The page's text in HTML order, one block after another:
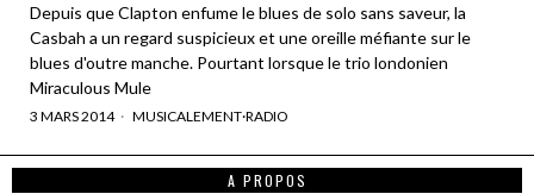
Depuis que Clapton enfume le blues de solo sans saveur, la
Casbah a un regard suspicieux et une oreille méfiante sur le
blues d'outre manche. Pourtant lorsque le trio londonien
Miraculous Mule
3 MARS 2014 MUSICALEMENT·RADIO
A PROPOS